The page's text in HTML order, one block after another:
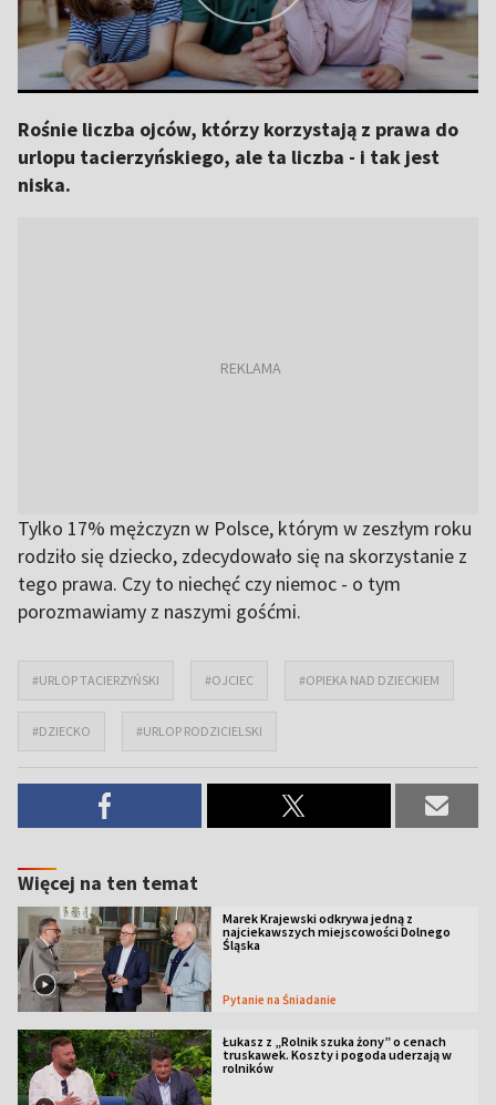
Rośnie liczba ojców, którzy korzystają z prawa do
urlopu tacierzyńskiego, ale ta liczba - i tak jest
niska.
Tylko 17% mężczyzn w Polsce, którym w zeszłym roku
rodziło się dziecko, zdecydowało się na skorzystanie z
tego prawa. Czy to niechęć czy niemoc - o tym
porozmawiamy z naszymi gośćmi.
#URLOP TACIERZYŃSKI #OJCIEC #OPIEKA NAD DZIECKIEM
#DZIECKO #URLOP RODZICIELSKI
Więcej na ten temat
Marek Krajewski odkrywa jedną z
najciekawszych miejscowości Dolnego
Śląska
Pytanie na Śniadanie
Łukasz z „Rolnik szuka żony” o cenach
truskawek. Koszty i pogoda uderzają w
rolników